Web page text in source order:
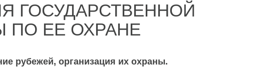
ГОСУДАРСТВЕННОЙ
ПО ЕЕ ОХРАНЕ
рубежей, организация их охраны.